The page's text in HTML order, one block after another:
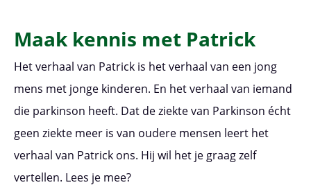
Maak kennis met Patrick
Het verhaal van Patrick is het verhaal van een jong
mens met jonge kinderen. En het verhaal van iemand
die parkinson heeft. Dat de ziekte van Parkinson écht
geen ziekte meer is van oudere mensen leert het
verhaal van Patrick ons. Hij wil het je graag zelf
vertellen. Lees je mee?